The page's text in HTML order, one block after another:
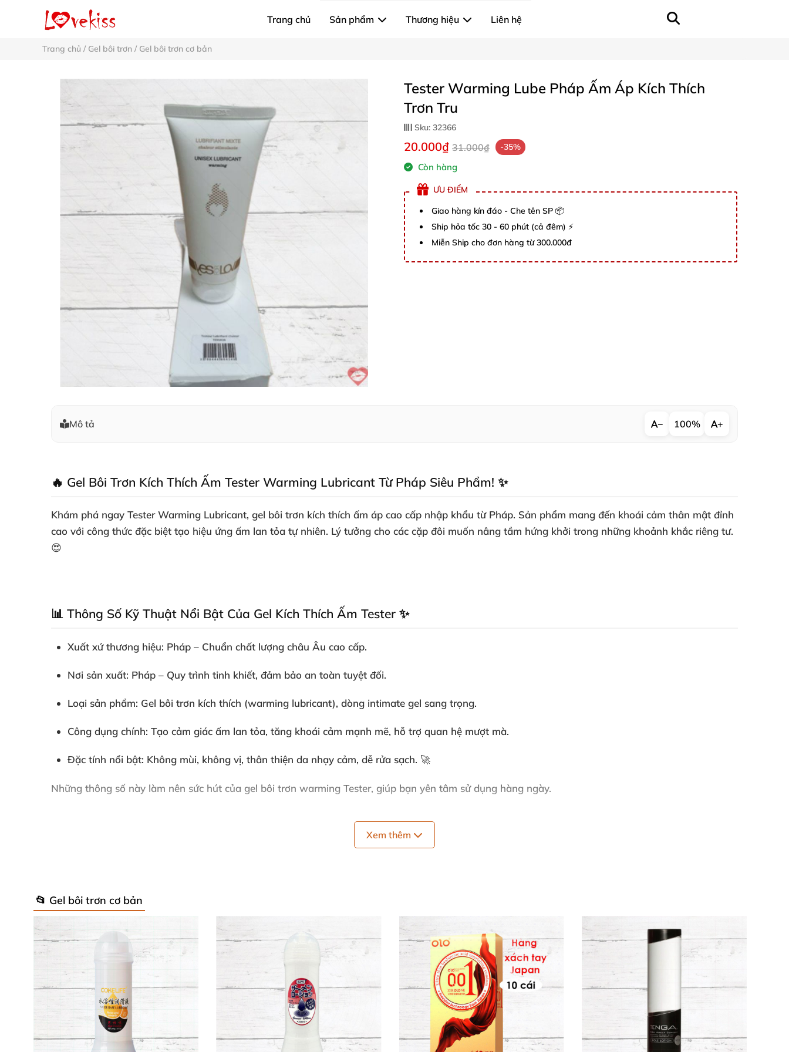
Trang chủ Sản phẩm Thương hiệu Liên hệ
Trang chủ / Gel bôi trơn / Gel bôi trơn cơ bản
Tester Warming Lube Pháp Ấm Áp Kích Thích
Trơn Tru
Sku: 32366
20.000₫ 31.000₫ -35%
Còn hàng
ƯU ĐIỂM
Giao hàng kín đáo - Che tên SP 📦
Ship hỏa tốc 30 - 60 phút (cả đêm) ⚡
Miễn Ship cho đơn hàng từ 300.000đ
Mô tả − 100% +
🔥 Gel Bôi Trơn Kích Thích Ấm Tester Warming Lubricant Từ Pháp Siêu Phẩm! ✨
Khám phá ngay Tester Warming Lubricant, gel bôi trơn kích thích ấm áp cao cấp nhập khẩu từ Pháp. Sản phẩm mang đến khoái cảm thân mật đỉnh
cao với công thức đặc biệt tạo hiệu ứng ấm lan tỏa tự nhiên. Lý tưởng cho các cặp đôi muốn nâng tầm hứng khởi trong những khoảnh khắc riêng tư.
😍
📊 Thông Số Kỹ Thuật Nổi Bật Của Gel Kích Thích Ấm Tester ✨
Xuất xứ thương hiệu: Pháp – Chuẩn chất lượng châu Âu cao cấp.
Nơi sản xuất: Pháp – Quy trình tinh khiết, đảm bảo an toàn tuyệt đối.
Loại sản phẩm: Gel bôi trơn kích thích (warming lubricant), dòng intimate gel sang trọng.
Công dụng chính: Tạo cảm giác ấm lan tỏa, tăng khoái cảm mạnh mẽ, hỗ trợ quan hệ mượt mà.
Đặc tính nổi bật: Không mùi, không vị, thân thiện da nhạy cảm, dễ rửa sạch. 🚀
Những thông số này làm nên sức hút của gel bôi trơn warming Tester, giúp bạn yên tâm sử dụng hàng ngày.
Hơn nữa, gel thấm nhanh, không dính nhớp, tương thích hoàn hảo với bao cao su và đồ chơi tình yêu. Biến thể gel kích thích ấm áp
cho massage thư giãn, tăng sự gắn kết đôi lứa. Bạn sẽ nghiện ngay từ lần đầu!
🌟 Nhận Xét Từ Khách Hàng Thực Tế Đã Mua Và Yêu Thích
Lan Anh (Hà Nội): "Gel Tester Warming tuyệt vời, ấm lan tỏa khiến mình và chồng 'phê' hết nấc! Chất liệu mịn màng, dùng thoải mái không kích
Xem thêm
📂 Gel bôi trơn cơ bản